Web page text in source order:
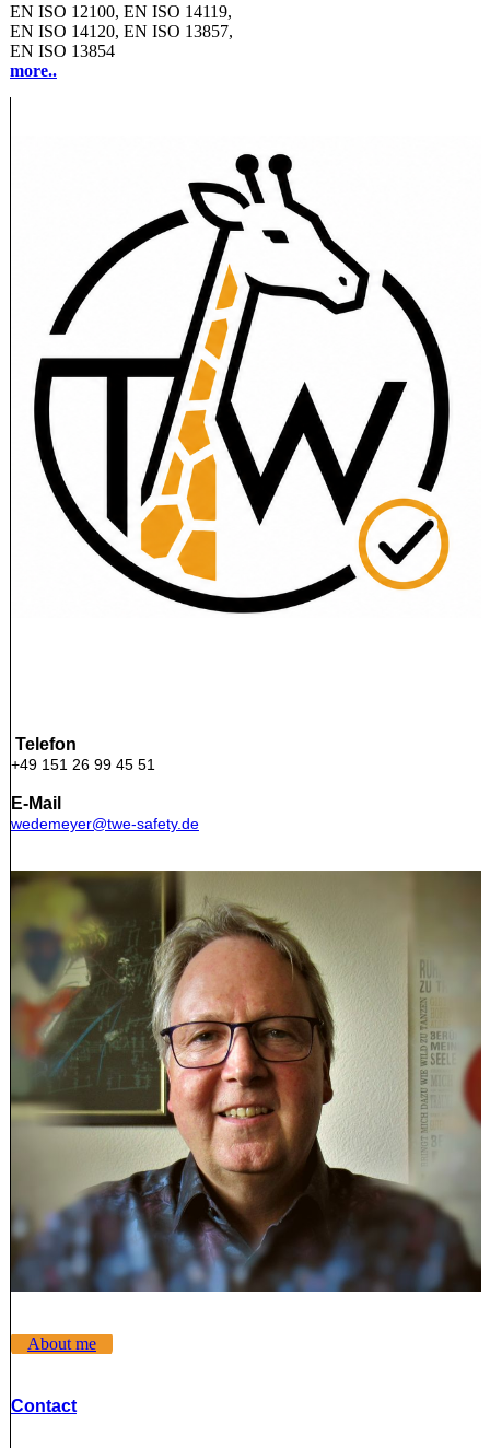
EN ISO 12100, EN ISO 14119,
EN ISO 14120, EN ISO 13857,
EN ISO 13854
more..
Telefon
+49 151 26 99 45 51
E-Mail
wedemeyer@twe-safety.de
About me
Contact